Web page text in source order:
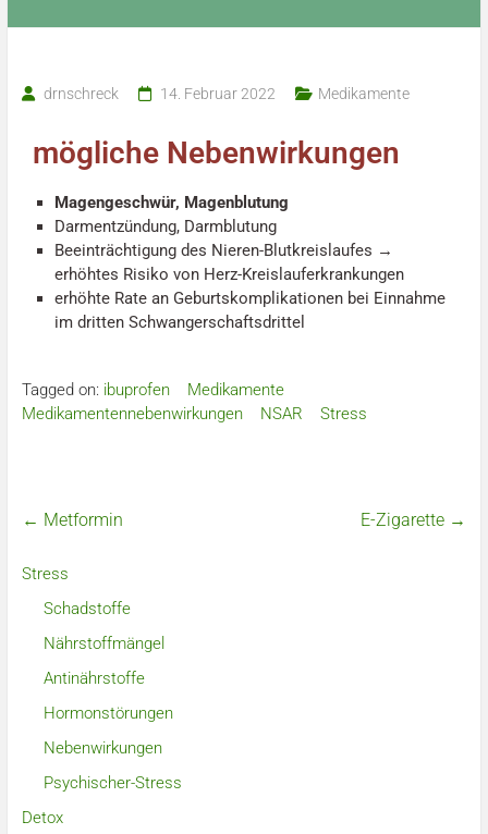
drnschreck 14. Februar 2022 Medikamente
mögliche Nebenwirkungen
Magengeschwür, Magenblutung
Darmentzündung, Darmblutung
Beeinträchtigung des Nieren-Blutkreislaufes →
erhöhtes Risiko von Herz-Kreislauferkrankungen
erhöhte Rate an Geburtskomplikationen bei Einnahme
im dritten Schwangerschaftsdrittel
Tagged on: ibuprofen
Medikamente
Medikamentennebenwirkungen
NSAR Stress
← Metformin E-Zigarette →
Stress
Schadstoffe
Nährstoffmängel
Antinährstoffe
Hormonstörungen
Nebenwirkungen
Psychischer-Stress
Detox